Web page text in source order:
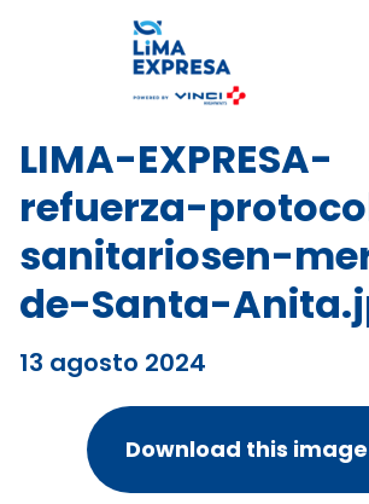
LIMA-EXPRESA-
refuerza-
sanitariosen-
de-Santa-
13 agosto 2024
Download this image